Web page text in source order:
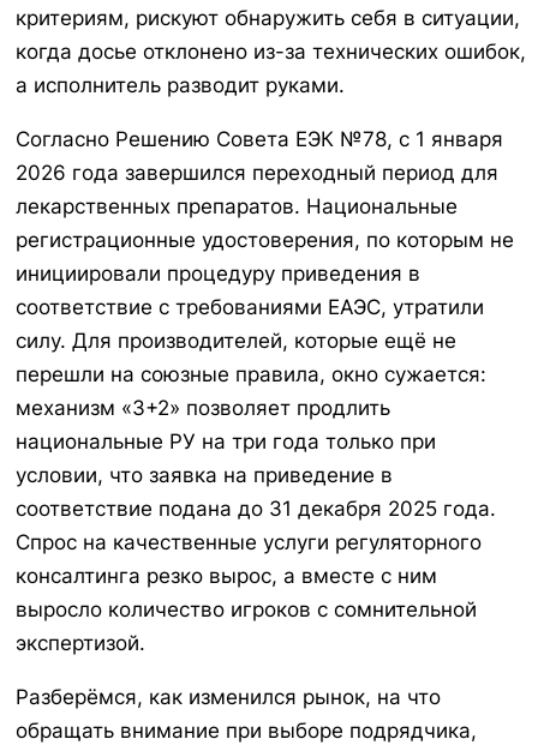
критериям, рискуют обнаружить себя в ситуации,
когда досье отклонено из-за технических ошибок,
а исполнитель разводит руками.
Согласно Решению Совета ЕЭК №78, с 1 января
2026 года завершился переходный период для
лекарственных препаратов. Национальные
регистрационные удостоверения, по которым не
инициировали процедуру приведения в
соответствие с требованиями ЕАЭС, утратили
силу. Для производителей, которые ещё не
перешли на союзные правила, окно сужается:
механизм «3+2» позволяет продлить
национальные РУ на три года только при
условии, что заявка на приведение в
соответствие подана до 31 декабря 2025 года.
Спрос на качественные услуги регуляторного
консалтинга резко вырос, а вместе с ним
выросло количество игроков с сомнительной
экспертизой.
Разберёмся, как изменился рынок, на что
обращать внимание при выборе подрядчика,